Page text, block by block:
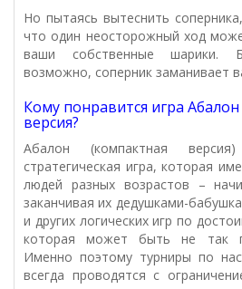
Но пытаясь вытеснить
что один неосторожный ход
ваши собственные шарики.
возможно, соперник заманивает
Кому понравится игра
версия?
Абалон (компактная
стратегическая игра, которая
людей разных возрастов –
заканчивая их дедушками-
и других логических игр по
которая может быть не так
Именно поэтому турниры по
всегда проводятся с